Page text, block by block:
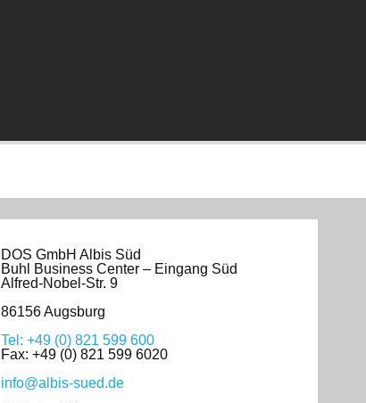
DOS GmbH Albis Süd
Buhl Business Center – Eingang Süd
Alfred-Nobel-Str. 9
86156 Augsburg
Tel: +49 (0) 821 599 600
Fax: +49 (0) 821 599 6020
info@albis-sued.de